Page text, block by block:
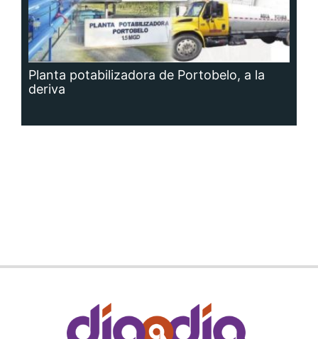
Planta potabilizadora de Portobelo, a la
deriva